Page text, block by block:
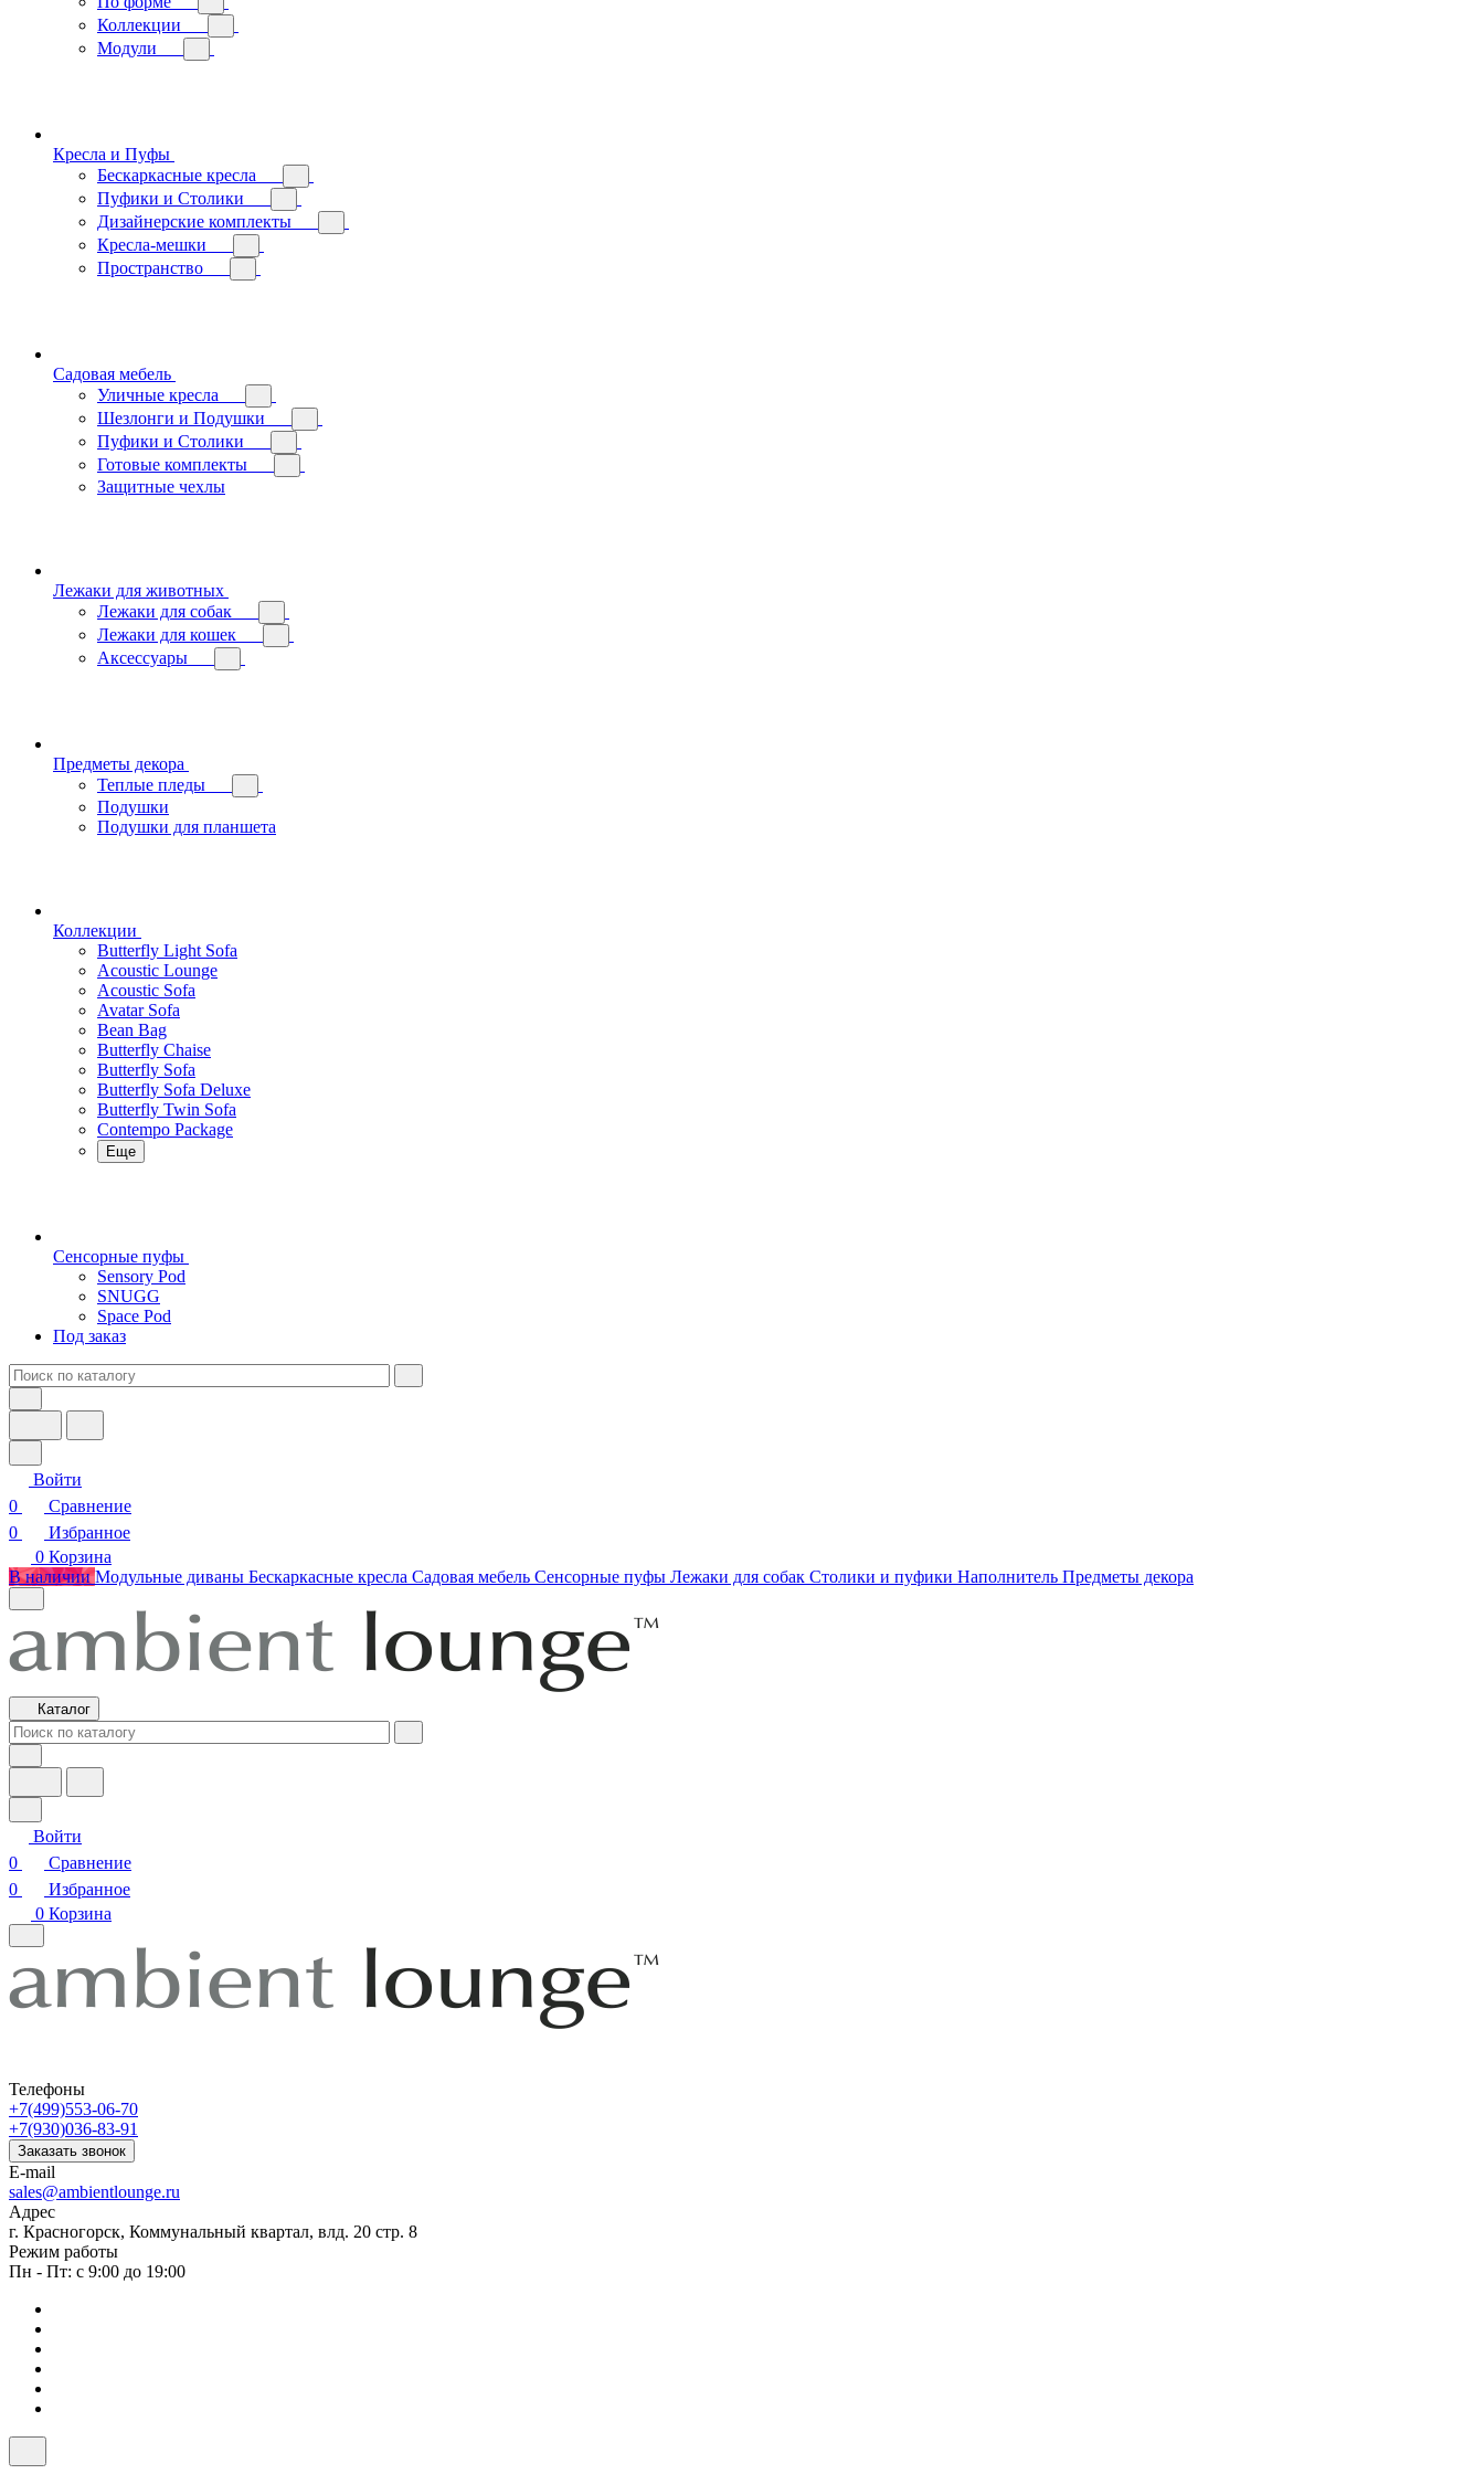
Коллекции
Модули
Кресла и Пуфы
Бескаркасные кресла
Пуфики и Столики
Дизайнерские комплекты
Кресла-мешки
Пространство
Садовая мебель
Уличные кресла
Шезлонги и Подушки
Пуфики и Столики
Готовые комплекты
Защитные чехлы
Лежаки для животных
Лежаки для собак
Лежаки для кошек
Аксессуары
Предметы декора
Теплые пледы
Подушки
Подушки для планшета
Коллекции
Butterfly Light Sofa
Acoustic Lounge
Acoustic Sofa
Avatar Sofa
Bean Bag
Butterfly Chaise
Butterfly Sofa
Butterfly Sofa Deluxe
Butterfly Twin Sofa
Contempo Package
Еще
Сенсорные пуфы
Sensory Pod
SNUGG
Space Pod
Под заказ
Войти
0
Сравнение
0
Избранное
0 Корзина
В наличии Модульные диваны Бескаркасные кресла Садовая мебель Сенсорные пуфы Лежаки для собак Столики и пуфики Наполнитель Предметы декора
Каталог
Войти
0
Сравнение
0
Избранное
0 Корзина
Телефоны
+7(499)553-06-70
+7(930)036-83-91
Заказать звонок
E-mail
sales@ambientlounge.ru
Адрес
г. Красногорск, Коммунальный квартал, влд. 20 стр. 8
Режим работы
Пн - Пт: с 9:00 до 19:00